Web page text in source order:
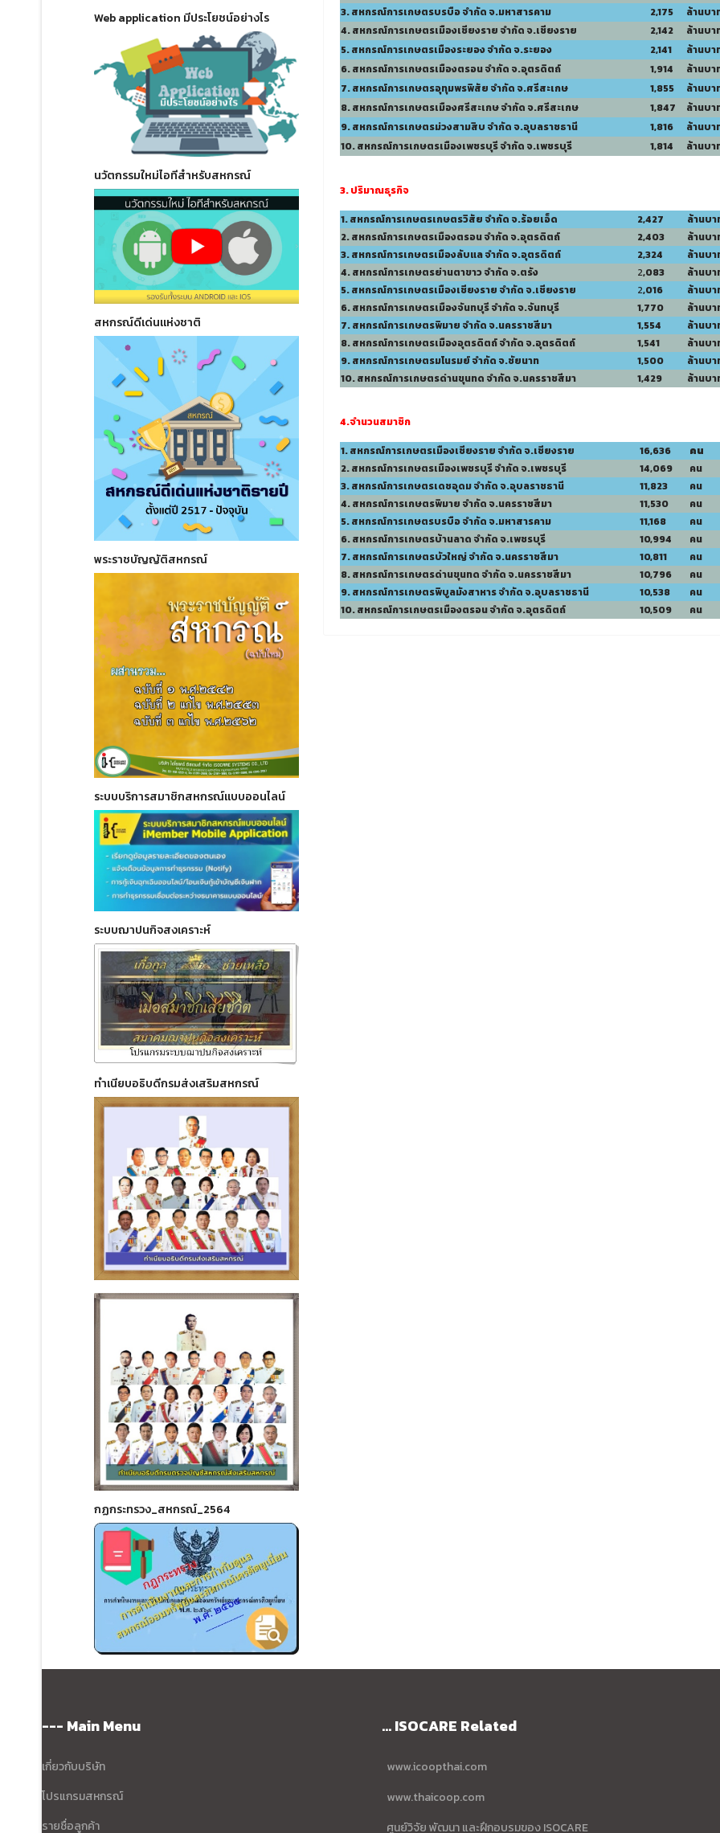
Web application มีประโยชน์อย่างไร
นวัตกรรมใหม่ไอทีสำหรับสหกรณ์
สหกรณ์ดีเด่นแห่งชาติ
พระราชบัญญัติสหกรณ์
ระบบบริการสมาชิกสหกรณ์แบบออนไลน์
ระบบฌาปนกิจสงเคราะห์
ทำเนียบอธิบดีกรมส่งเสริมสหกรณ์
กฏกระทรวง_สหกรณ์_2564
3. สหกรณ์การเกษตรบรบือ จำกัด จ.มหาสารคาม
2,175
ล้านบา
4. สหกรณ์การเกษตรเมืองเชียงราย จำกัด จ.เชียงราย
2,142
ล้านบา
5. สหกรณ์การเกษตรเมืองระยอง จำกัด จ.ระยอง
2,141
ล้านบา
6. สหกรณ์การเกษตรเมืองตรอน จำกัด จ.อุตรดิตถ์
1,914
ล้านบา
7. สหกรณ์การเกษตรอุทุมพรพิสัย จำกัด จ.ศรีสะเกษ
1,855
ล้านบา
8. สหกรณ์การเกษตรเมืองศรีสะเกษ จำกัด จ.ศรีสะเกษ
1,847
ล้านบา
9. สหกรณ์การเกษตรม่วงสามสิบ จำกัด จ.อุบลราชธานี
1,816
ล้านบา
10. สหกรณ์การเกษตรเมืองเพชรบุรี จำกัด จ.เพชรบุรี
1,814 ล้านบา
3. ปริมาณธุรกิจ
1. สหกรณ์การเกษตรเกษตรวิสัย จำกัด จ.ร้อยเอ็ด
2,427
ล้านบา
2. สหกรณ์การเกษตรเมืองตรอน จำกัด จ.อุตรดิตถ์
2,403
ล้านบา
3. สหกรณ์การเกษตรเมืองลับแล จำกัด จ.อุตรดิตถ์
2,324
ล้านบา
4. สหกรณ์การเกษตรย่านตาขาว จำกัด จ.ตรัง
2,083
ล้านบา
5. สหกรณ์การเกษตรเมืองเชียงราย จำกัด จ.เชียงราย
2,016
ล้านบา
6. สหกรณ์การเกษตรเมืองจันทบุรี จำกัด จ.จันทบุรี
1,770
ล้านบา
7. สหกรณ์การเกษตรพิมาย จำกัด จ.นครราชสีมา
1,554
ล้านบา
8. สหกรณ์การเกษตรเมืองอุตรดิตถ์ จำกัด จ.อุตรดิตถ์
1,541
ล้านบา
9. สหกรณ์การเกษตรมโนรมย์ จำกัด จ.ชัยนาท
1,500
ล้านบา
10. สหกรณ์การเกษตรด่านขุนทด จำกัด จ.นครราชสีมา
1,429 ล้านบา
4.จำนวนสมาชิก
1. สหกรณ์การเกษตรเมืองเชียงราย จำกัด จ.เชียงราย
16,636
คน
2. สหกรณ์การเกษตรเมืองเพชรบุรี จำกัด จ.เพชรบุรี
14,069
คน
3. สหกรณ์การเกษตรเดชอุดม จำกัด จ.อุบลราชธานี
11,823
คน
4. สหกรณ์การเกษตรพิมาย จำกัด จ.นครราชสีมา
11,530
คน
5. สหกรณ์การเกษตรบรบือ จำกัด จ.มหาสารคาม
11,168
คน
6. สหกรณ์การเกษตรบ้านลาด จำกัด จ.เพชรบุรี
10,994
คน
7. สหกรณ์การเกษตรบัวใหญ่ จำกัด จ.นครราชสีมา
10,811
คน
8. สหกรณ์การเกษตรด่านขุนทด จำกัด จ.นครราชสีมา
10,796
คน
9. สหกรณ์การเกษตรพิบูลมังสาหาร จำกัด จ.อุบลราชธานี
10,538
คน
10. สหกรณ์การเกษตรเมืองตรอน จำกัด จ.อุตรดิตถ์
10,509 คน
--- Main Menu
เกี่ยวกับบริษัท
โปรแกรมสหกรณ์
รายชื่อลูกค้า
... ISOCARE Related
www.icoopthai.com
www.thaicoop.com
ศูนย์วิจัย พัฒนา และฝึกอบรมของ ISOCARE